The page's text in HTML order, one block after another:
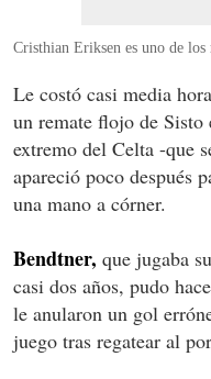
Cristhian Eriksen es uno de los
Le costó casi media
un remate flojo de
extremo del Celta -que
apareció poco después
una mano a córner.
Bendtner, que jugaba
casi dos años, pudo
le anularon un gol
juego tras regatear al